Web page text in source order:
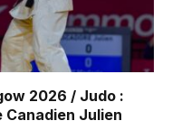
2026 / Judo :
Canadien Julien